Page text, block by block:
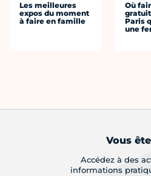
Les meilleures
expos du moment
à faire en famille
Où
Paris
une
Vous
Accédez à des
informations